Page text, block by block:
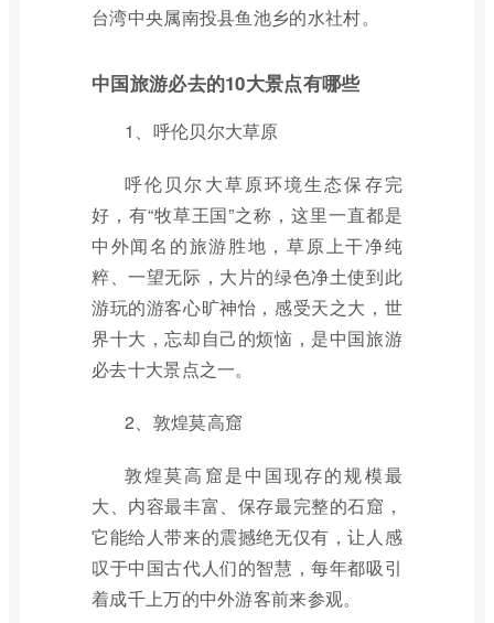
台湾中央属南投县鱼池乡的水社村。
中国旅游必去的10大景点有哪些
1、呼伦贝尔大草原
呼伦贝尔大草原环境生态保存完
好，有“牧草王国”之称，这里一直都是
中外闻名的旅游胜地，草原上干净纯
粹、一望无际，大片的绿色净土使到此
游玩的游客心旷神怡，感受天之大，世
界十大，忘却自己的烦恼，是中国旅游
必去十大景点之一。
2、敦煌莫高窟
敦煌莫高窟是中国现存的规模最
大、内容最丰富、保存最完整的石窟，
它能给人带来的震撼绝无仅有，让人感
叹于中国古代人们的智慧，每年都吸引
着成千上万的中外游客前来参观。